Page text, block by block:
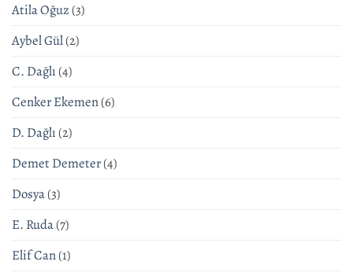
Atila Oğuz (3)
Aybel Gül(2)
C. Dağlı (4)
Cenker Ekemen(6)
D. Dağlı (2)
Demet Demeter(4)
Dosya(3)
E. Ruda(7)
Elif Can(1)